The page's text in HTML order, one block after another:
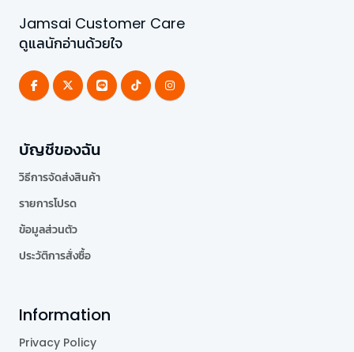
Jamsai Customer Care
ดูแลนักอ่านด้วยใจ
บัญชีของฉัน
วิธีการจัดส่งสินค้า
รายการโปรด
ข้อมูลส่วนตัว
ประวัติการสั่งซื้อ
Information
Privacy Policy